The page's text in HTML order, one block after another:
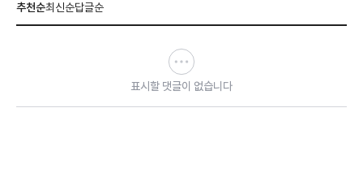
추천순최신순답글순
표시할 댓글이 없습니다